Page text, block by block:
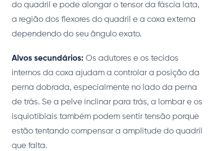
do quadril e pode alongar o tensor da fáscia lata,
a região dos flexores do quadril e a coxa externa
dependendo do seu ângulo exato.
Alvos secundários: Os adutores e os tecidos
internos da coxa ajudam a controlar a posição da
perna dobrada, especialmente no lado da perna
de trás. Se a pelve inclinar para trás, a lombar e os
isquiotibiais também podem sentir tensão porque
estão tentando compensar a amplitude do quadril
que falta.